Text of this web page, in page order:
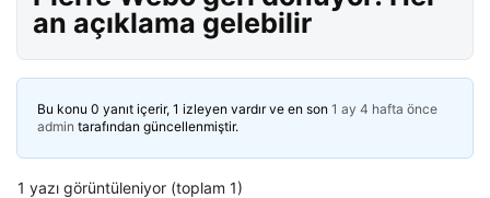
an açıklama gelebilir
Bu konu 0 yanıt içerir, 1 izleyen vardır ve en son 1 ay 4 hafta önce
admin tarafından güncellenmiştir.
1 yazı görüntüleniyor (toplam 1)